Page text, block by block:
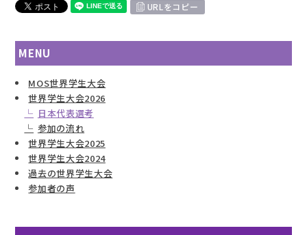
URLをコピー
MENU
MOS世界学生大会
世界学生大会2026
日本代表選考
参加の流れ
世界学生大会2025
世界学生大会2024
過去の世界学生大会
参加者の声